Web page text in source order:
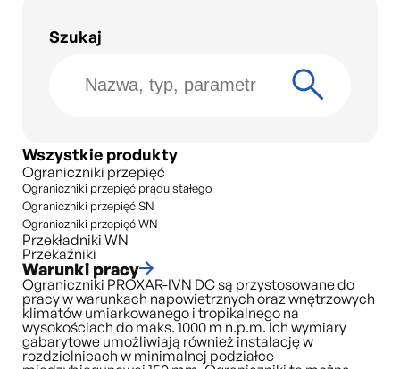
Szukaj
Wszystkie produkty
Ograniczniki przepięć
Ograniczniki przepięć prądu stałego
Ograniczniki przepięć SN
Ograniczniki przepięć WN
Przekładniki WN
Przekaźniki
Warunki pracy
Ograniczniki PROXAR-IVN DC są przystosowane do
pracy w warunkach napowietrznych oraz wnętrzowych
klimatów umiarkowanego i tropikalnego na
wysokościach do maks. 1000 m n.p.m. Ich wymiary
gabarytowe umożliwiają również instalację w
rozdzielnicach w minimalnej podziałce